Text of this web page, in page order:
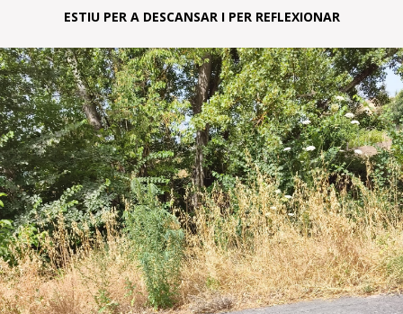
ESTIU PER A DESCANSAR I PER REFLEXIONAR